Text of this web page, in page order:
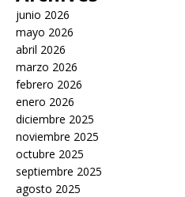
junio 2026
mayo 2026
abril 2026
marzo 2026
febrero 2026
enero 2026
diciembre 2025
noviembre 2025
octubre 2025
septiembre 2025
agosto 2025